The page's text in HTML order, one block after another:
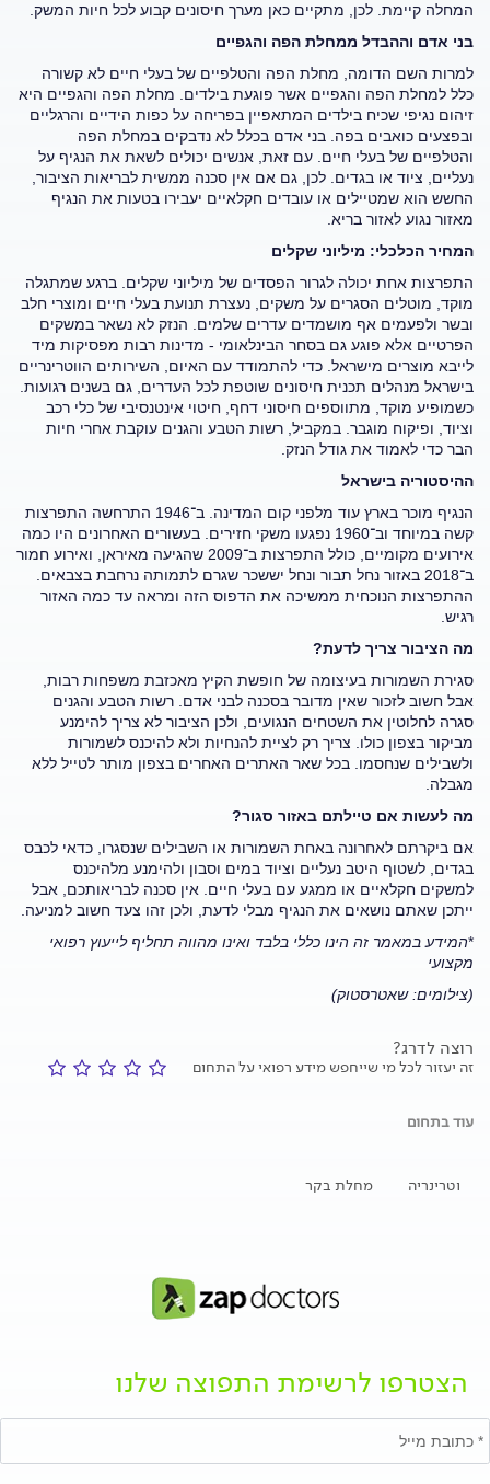
המחלה קיימת. לכן, מתקיים כאן מערך חיסונים קבוע לכל חיות המשק.
בני אדם וההבדל ממחלת הפה והגפיים
למרות השם הדומה, מחלת הפה והטלפיים של בעלי חיים לא קשורה
כלל למחלת הפה והגפיים אשר פוגעת בילדים. מחלת הפה והגפיים היא
זיהום נגיפי שכיח בילדים המתאפיין בפריחה על כפות הידיים והרגליים
ובפצעים כואבים בפה. בני אדם בכלל לא נדבקים במחלת הפה
והטלפיים של בעלי חיים. עם זאת, אנשים יכולים לשאת את הנגיף על
נעליים, ציוד או בגדים. לכן, גם אם אין סכנה ממשית לבריאות הציבור,
החשש הוא שמטיילים או עובדים חקלאיים יעבירו בטעות את הנגיף
מאזור נגוע לאזור בריא.
המחיר הכלכלי: מיליוני שקלים
התפרצות אחת יכולה לגרור הפסדים של מיליוני שקלים. ברגע שמתגלה
מוקד, מוטלים הסגרים על משקים, נעצרת תנועת בעלי חיים ומוצרי חלב
ובשר ולפעמים אף מושמדים עדרים שלמים. הנזק לא נשאר במשקים
הפרטיים אלא פוגע גם בסחר הבינלאומי - מדינות רבות מפסיקות מיד
לייבא מוצרים מישראל. כדי להתמודד עם האיום, השירותים הווטרינריים
בישראל מנהלים תכנית חיסונים שוטפת לכל העדרים, גם בשנים רגועות.
כשמופיע מוקד, מתווספים חיסוני דחף, חיטוי אינטנסיבי של כלי רכב
וציוד, ופיקוח מוגבר. במקביל, רשות הטבע והגנים עוקבת אחרי חיות
הבר כדי לאמוד את גודל הנזק.
ההיסטוריה בישראל
הנגיף מוכר בארץ עוד מלפני קום המדינה. ב־1946 התרחשה התפרצות
קשה במיוחד וב־1960 נפגעו משקי חזירים. בעשורים האחרונים היו כמה
אירועים מקומיים, כולל התפרצות ב־2009 שהגיעה מאיראן, ואירוע חמור
ב־2018 באזור נחל תבור ונחל יששכר שגרם לתמותה נרחבת בצבאים.
ההתפרצות הנוכחית ממשיכה את הדפוס הזה ומראה עד כמה האזור
רגיש.
מה הציבור צריך לדעת?
סגירת השמורות בעיצומה של חופשת הקיץ מאכזבת משפחות רבות,
אבל חשוב לזכור שאין מדובר בסכנה לבני אדם. רשות הטבע והגנים
סגרה לחלוטין את השטחים הנגועים, ולכן הציבור לא צריך להימנע
מביקור בצפון כולו. צריך רק לציית להנחיות ולא להיכנס לשמורות
ולשבילים שנחסמו. בכל שאר האתרים האחרים בצפון מותר לטייל ללא
מגבלה.
מה לעשות אם טיילתם באזור סגור?
אם ביקרתם לאחרונה באחת השמורות או השבילים שנסגרו, כדאי לכבס
בגדים, לשטוף היטב נעליים וציוד במים וסבון ולהימנע מלהיכנס
למשקים חקלאיים או ממגע עם בעלי חיים. אין סכנה לבריאותכם, אבל
ייתכן שאתם נושאים את הנגיף מבלי לדעת, ולכן זהו צעד חשוב למניעה.
*המידע במאמר זה הינו כללי בלבד ואינו מהווה תחליף לייעוץ רפואי
מקצועי
(צילומים: שאטרסטוק)
רוצה לדרג?
זה יעזור לכל מי שייחפש מידע רפואי על התחום
עוד בתחום
וטרינריה מחלת בקר
הצטרפו לרשימת התפוצה שלנו